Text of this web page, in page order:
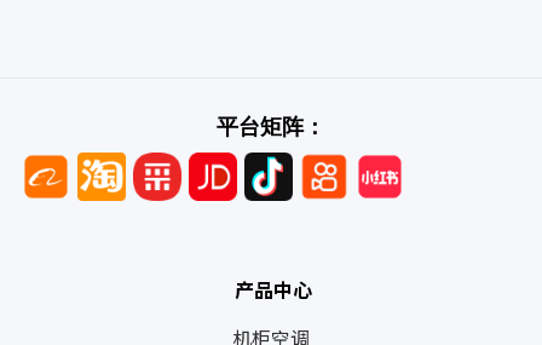
平台矩阵：
产品中心
机柜空调